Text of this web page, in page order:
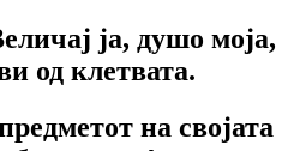
ја, душо моја,
од клетвата.
на својата